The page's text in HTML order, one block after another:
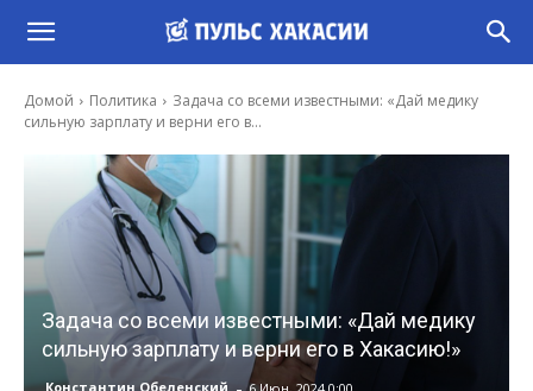
Домой Политика
Задача со всеми известными: «Дай медику
сильную зарплату и верни его в...
Задача со всеми известными: «Дай медику
сильную зарплату и верни его в Хакасию!»
Константин Обеленский